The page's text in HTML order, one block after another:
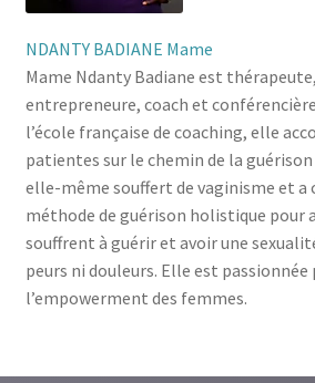
NDANTY BADIANE Mame
Mame Ndanty Badiane est
entrepreneure, coach et
l’école française de coaching, elle
patientes sur le chemin de la
elle-même souffert de vaginisme et a
méthode de guérison holistique pour
souffrent à guérir et avoir une
peurs ni douleurs. Elle est passionnée
l’empowerment des femmes.